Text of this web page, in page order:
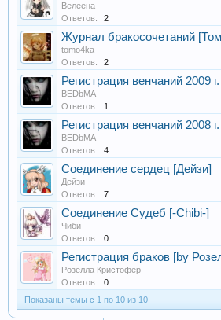
Велеена
Ответов:
2
Журнал бракосочетаний
tomo4ka
Ответов:
2
Регистрация венчаний 2009
BEDbMA
Ответов:
1
Регистрация венчаний 2008
BEDbMA
Ответов:
4
Соединение сердец [Дейзи]
Дейзи
Ответов:
7
Соединение Судеб [-Chibi-]
Чиби
Ответов:
0
Регистрация браков [by
Розелла Кристофер
Ответов:
0
Показаны темы с 1 по 10 из 10